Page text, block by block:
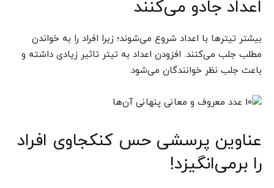
اعداد جادو می‌کنند
بیشتر تیتر‌ها با اعداد شروع می‌شوند؛ زیرا افراد را به خواندن
مطلب جلب می‌کنند. افزودن اعداد به تیتر تاثیر زیادی داشته و
باعث جلب نظر خوانندگان می‌شود.
عناوین پرسشی حس کنکجاوی افراد
را بر‌می‌انگیزد!